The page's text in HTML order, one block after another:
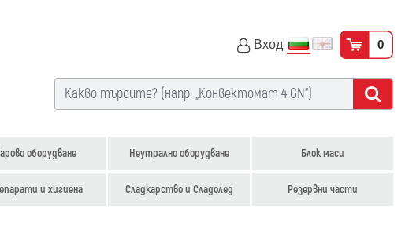
Вход 0
оборудване Неутрално оборудване Блок маси
и хигиена Сладкарство и Сладолед Резервни части